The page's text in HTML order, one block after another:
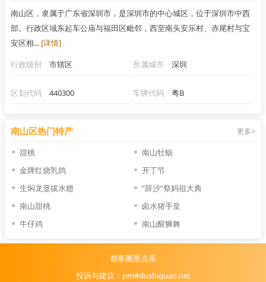
南山区，隶属于广东省深圳市，是深圳市的中心城区，位于深圳市中西
部。行政区域东起车公庙与福田区毗邻，西至南头安乐村、赤尾村与宝
安区相... [详情]
行政级别
市辖区 所属城市 深圳
区划代码 440300 车牌代码 粤B
南山区热门特产 更多>
甜桃
南山牡蛎
金牌红烧乳鸽
开丁节
生焖龙趸拔水翅
“辞沙”祭妈祖大典
南山甜桃
卤水猪手皇
牛仔鸡
南山醒狮舞
都事圈景点库
投诉与建议：pm#dushiquan.net